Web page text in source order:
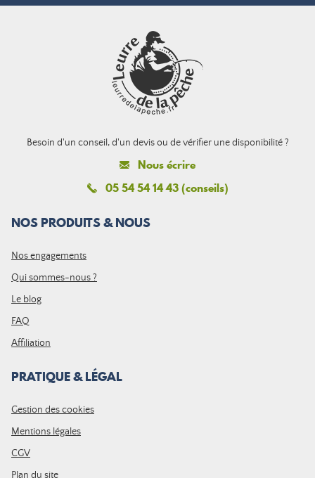
Besoin d'un conseil, d'un devis ou de vérifier une disponibilité ?
Nous écrire
05 54 54 14 43 (conseils)
NOS PRODUITS & NOUS
Nos engagements
Qui sommes-nous ?
Le blog
FAQ
Affiliation
PRATIQUE & LÉGAL
Gestion des cookies
Mentions légales
CGV
Plan du site